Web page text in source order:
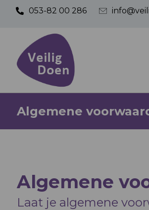
053-82 00 286
Algemene
Algemene
Laat je algemene